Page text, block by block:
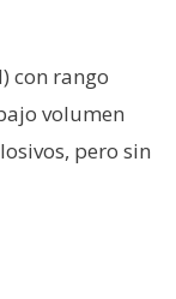
con rango
volumen
pero sin